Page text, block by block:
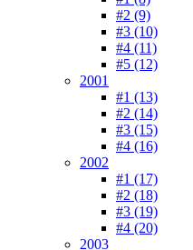
#2 (9)
#3 (10)
#4 (11)
#5 (12)
2001
#1 (13)
#2 (14)
#3 (15)
#4 (16)
2002
#1 (17)
#2 (18)
#3 (19)
#4 (20)
2003